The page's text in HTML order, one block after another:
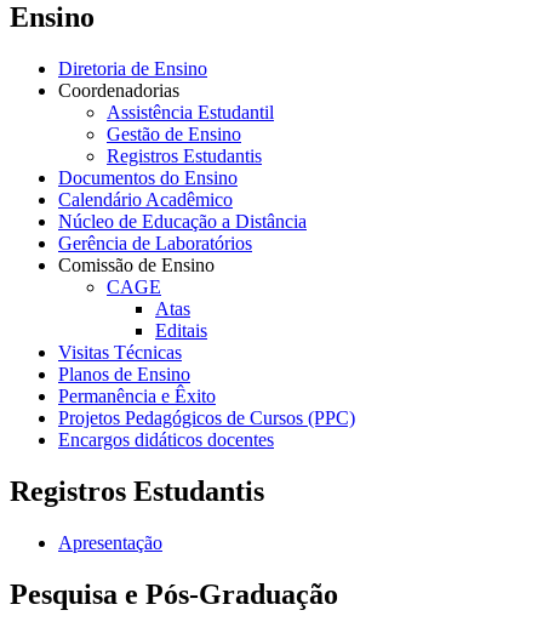
Ensino
Diretoria de Ensino
Coordenadorias
Assistência Estudantil
Gestão de Ensino
Registros Estudantis
Documentos do Ensino
Calendário Acadêmico
Núcleo de Educação a Distância
Gerência de Laboratórios
Comissão de Ensino
CAGE
Atas
Editais
Visitas Técnicas
Planos de Ensino
Permanência e Êxito
Projetos Pedagógicos de Cursos (PPC)
Encargos didáticos docentes
Registros Estudantis
Apresentação
Pesquisa e Pós-Graduação